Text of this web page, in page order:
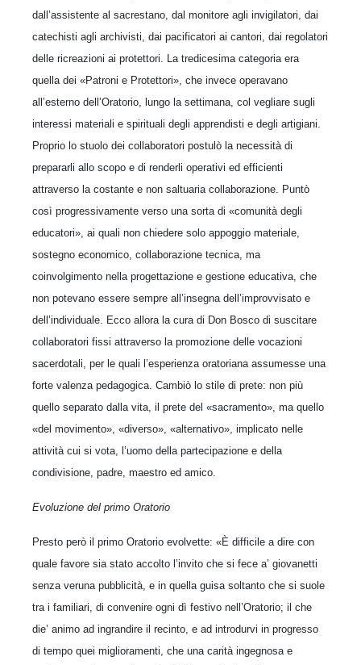
dall’assistente al sacrestano, dal monitore agli invigilatori, dai
catechisti agli archivisti, dai pacificatori ai cantori, dai regolatori
delle ricreazioni ai protettori. La tredicesima categoria era
quella dei «Patroni e Protettori», che invece operavano
all’esterno dell’Oratorio, lungo la settimana, col vegliare sugli
interessi materiali e spirituali degli apprendisti e degli artigiani.
Proprio lo stuolo dei collaboratori postulò la necessità di
prepararli allo scopo e di renderli operativi ed efficienti
attraverso la costante e non saltuaria collaborazione. Puntò
così progressivamente verso una sorta di «comunità degli
educatori», ai quali non chiedere solo appoggio materiale,
sostegno economico, collaborazione tecnica, ma
coinvolgimento nella progettazione e gestione educativa, che
non potevano essere sempre all’insegna dell’improvvisato e
dell’individuale. Ecco allora la cura di Don Bosco di suscitare
collaboratori fissi attraverso la promozione delle vocazioni
sacerdotali, per le quali l’esperienza oratoriana assumesse una
forte valenza pedagogica. Cambiò lo stile di prete: non più
quello separato dalla vita, il prete del «sacramento», ma quello
«del movimento», «diverso», «alternativo», implicato nelle
attività cui si vota, l’uomo della partecipazione e della
condivisione, padre, maestro ed amico.
Evoluzione del primo Oratorio
Presto però il primo Oratorio evolvette: «È difficile a dire con
quale favore sia stato accolto l’invito che si fece a’ giovanetti
senza veruna pubblicità, e in quella guisa soltanto che si suole
tra i familiari, di convenire ogni dì festivo nell’Oratorio; il che
die’ animo ad ingrandire il recinto, e ad introdurvi in progresso
di tempo quei miglioramenti, che una carità ingegnosa e